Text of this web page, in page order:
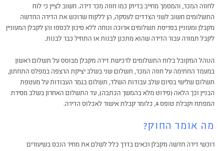
לחוזה המכר, והמסמך מחייב בדיוק כמו חוזה מכר דירה. חשוב לציין כי לוח
התשלומים חשוב לשני הצדדים לעסקה, הן ללקוח שרוכש את הדירה החדשה
מקבלן ומעוניין בפריסת תשלומים ארוכה ונוחה ללא סיכון לכספו והן לקבלן המעוניין
לקבל תמורה עבור הדירה שהוא מתכנן לבנות או התחיל כבר לבנות.
הנוהל המקובל בלוח התשלומים לרכישת דירה מקבלן מבוסס על תשלום ראשון
במעמד החתימה על חוזה המכר, תשלום שני בשלב יציקת הרצפה במפלס התחתון,
תשלום שלישי בסיום שלב עבודות השלד, תשלום בגמר העבודות על מעטפת
הבניין וכך הלאה (פירוט מלא בהמשך הכתבה), עד התשלום האחרון בשלב מסירת
המפתח וקבלת טופס 4, כלומר קבלת אישור לאכלוס הדירה.
מה אומר החוק?
רוכשי דירה חדשה מקבלן זכאים בדרך כלל לשלם את מחיר הנכס בשיעורים